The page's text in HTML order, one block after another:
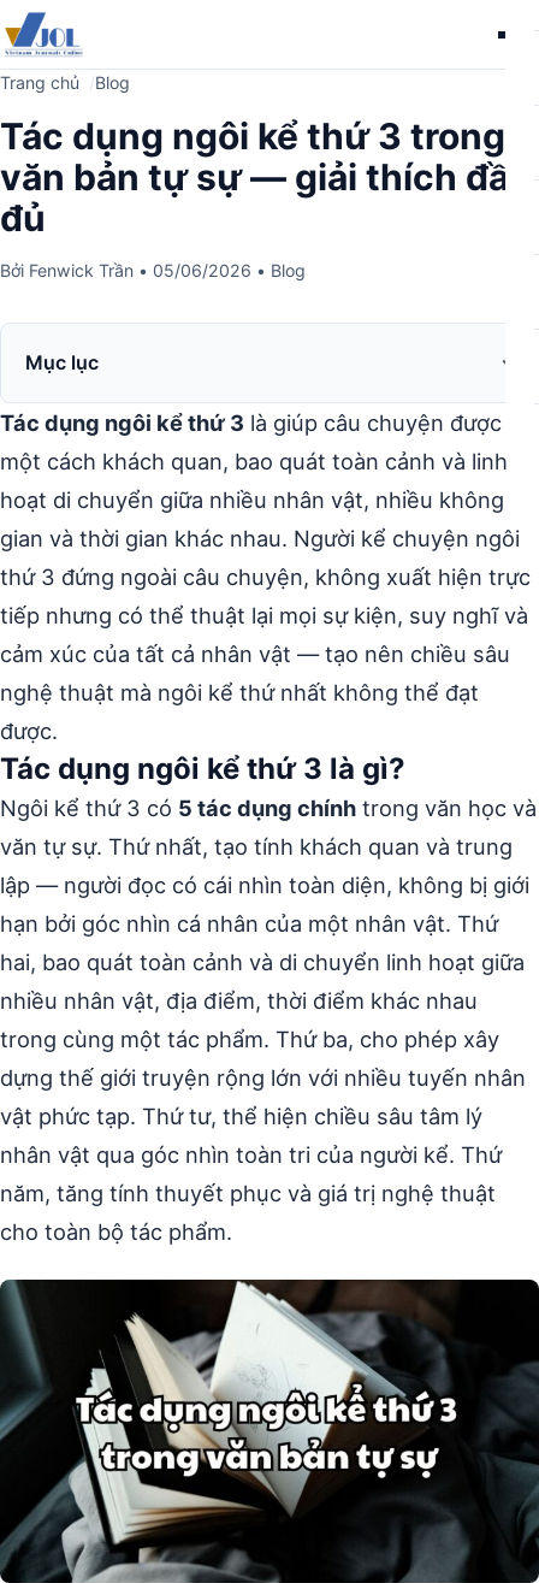
Trang chủ Blog
Tác dụng ngôi kể thứ 3 trong
văn bản tự sự — giải thích đầy
đủ
Bởi Fenwick Trần • 05/06/2026 • Blog
Mục lục
Tác dụng ngôi kể thứ 3 là giúp câu chuyện được kể
một cách khách quan, bao quát toàn cảnh và linh
hoạt di chuyển giữa nhiều nhân vật, nhiều không
gian và thời gian khác nhau. Người kể chuyện ngôi
thứ 3 đứng ngoài câu chuyện, không xuất hiện trực
tiếp nhưng có thể thuật lại mọi sự kiện, suy nghĩ và
cảm xúc của tất cả nhân vật — tạo nên chiều sâu
nghệ thuật mà ngôi kể thứ nhất không thể đạt
được.
Tác dụng ngôi kể thứ 3 là gì?
Ngôi kể thứ 3 có 5 tác dụng chính trong văn học và
văn tự sự. Thứ nhất, tạo tính khách quan và trung
lập — người đọc có cái nhìn toàn diện, không bị giới
hạn bởi góc nhìn cá nhân của một nhân vật. Thứ
hai, bao quát toàn cảnh và di chuyển linh hoạt giữa
nhiều nhân vật, địa điểm, thời điểm khác nhau
trong cùng một tác phẩm. Thứ ba, cho phép xây
dựng thế giới truyện rộng lớn với nhiều tuyến nhân
vật phức tạp. Thứ tư, thể hiện chiều sâu tâm lý
nhân vật qua góc nhìn toàn tri của người kể. Thứ
năm, tăng tính thuyết phục và giá trị nghệ thuật
cho toàn bộ tác phẩm.